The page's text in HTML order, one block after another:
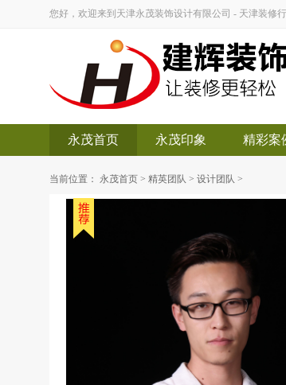
您好，欢迎来到天津永茂装饰设计有限公司 - 天津装修
永茂首页 永茂印象 精彩案
当前位置： 永茂首页 > 精英团队 > 设计团队 >